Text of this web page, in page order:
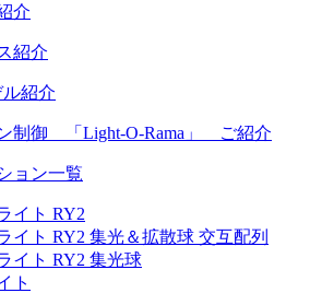
介
紹介
紹介
制御 「Light-O-Rama」 ご紹介
ョン一覧
イト RY2
イト RY2 集光＆拡散球 交互配列
イト RY2 集光球
ト